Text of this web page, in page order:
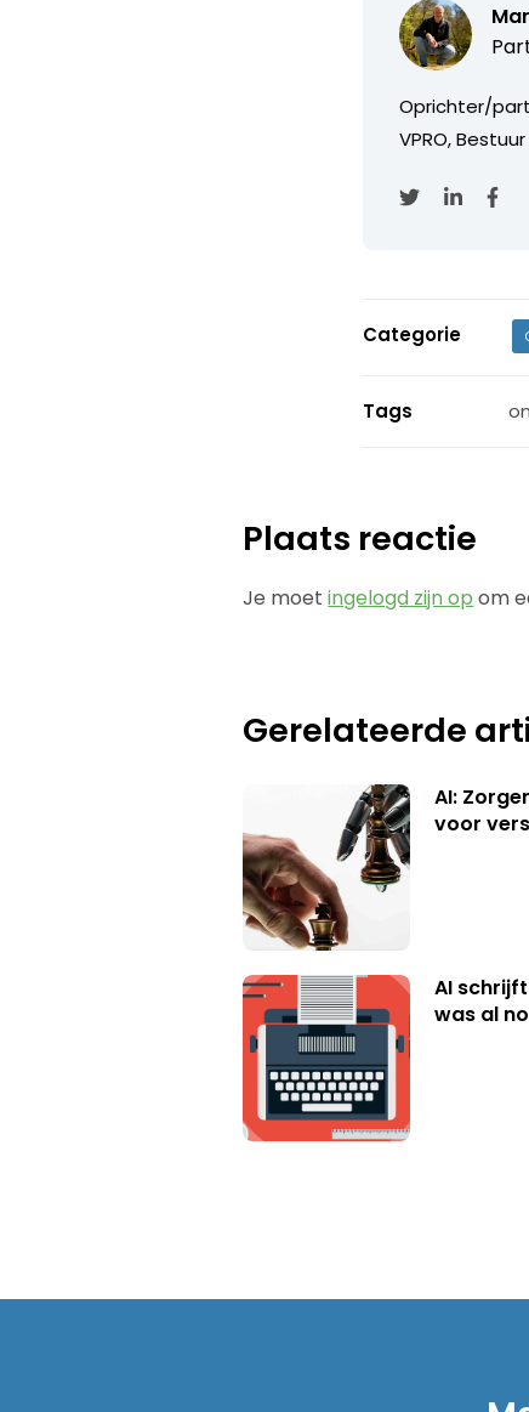
Oprichter/
VPRO,
Categorie
Tags
Plaats reactie
Je moetingelogd zijn op om
Gerelateerde
AI:
voor
AI
was al